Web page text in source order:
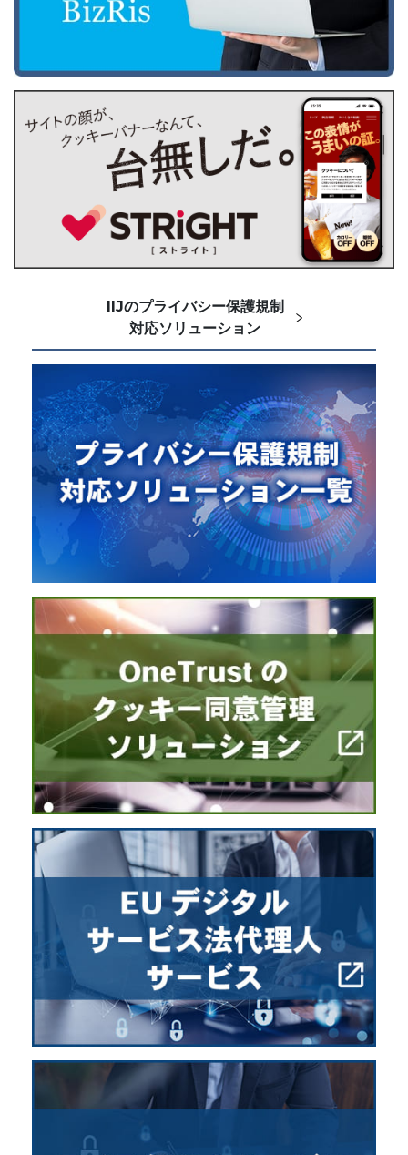
IIJのプライバシー保護規制
対応ソリューション